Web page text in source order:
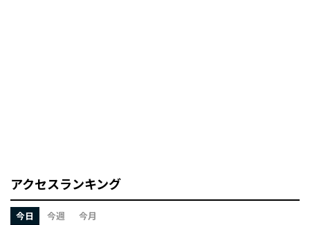
アクセスランキング
今日 今週 今月